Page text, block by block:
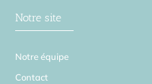
Notre site
Notre équipe
Contact